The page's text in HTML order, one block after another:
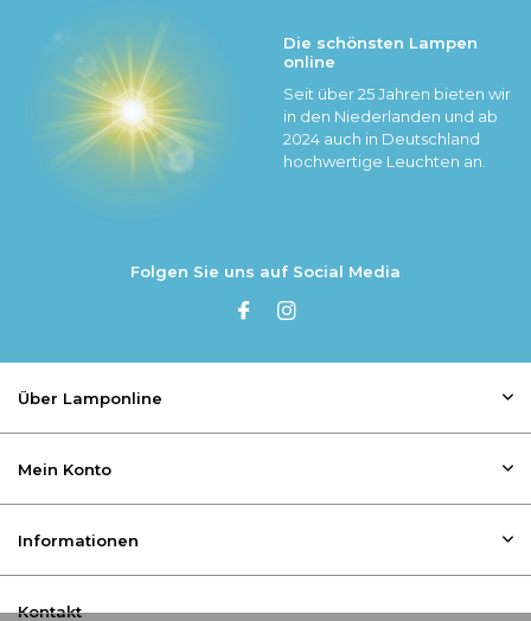
Die schönsten Lampen
online
Seit über 25 Jahren bieten wir
in den Niederlanden und ab
2024 auch in Deutschland
hochwertige Leuchten an.
Folgen Sie uns auf Social Media
Über Lamponline
Mein Konto
Informationen
Kontakt